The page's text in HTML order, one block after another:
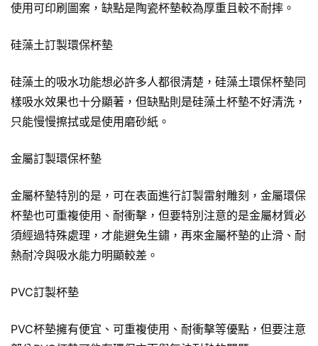
使用可印刷圖案，缺點是陶瓷杯墊較為厚重且較不耐摔。
硅藻土訂製環保杯墊
硅藻土的吸水功能想必許多人都很清楚，硅藻土環保杯墊同
樣吸水效果也十分顯著，但缺點則是硅藻土杯墊不好清洗，
只能慢慢擦拭或是使用磨砂紙。
金屬訂製環保杯墊
金屬杯墊特別的是，可在表面進行訂製雷射雕刻，金屬環保
杯墊也可重複使用、耐衝擊，但要特別注意的是金屬材質必
須經過特殊處理，才能避免生鏽，再來金屬杯墊的止滑、耐
熱耐冷與吸水能力明顯較差。
PVC訂製杯墊
PVC杯墊擁有便宜、可重複使用、耐衝擊等優點，但要注意